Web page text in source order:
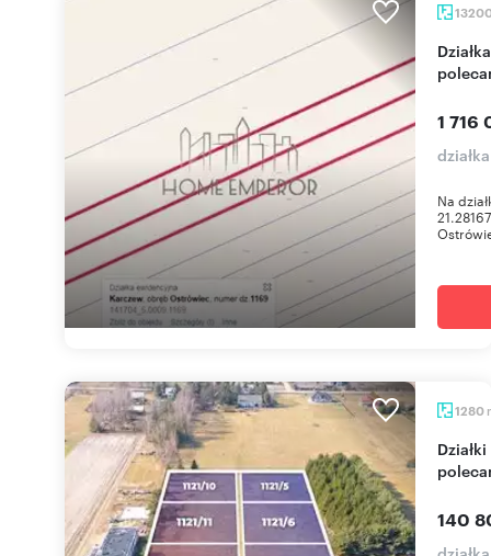
Działka 13 200 m² pod usługi i zabudowę
1 716
Na
1280
Działki pod dom w Nowinach, 1280-1540 m² -
140